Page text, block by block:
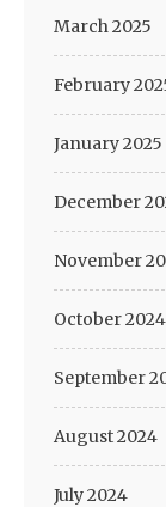
March 2025
February
January 2025
December
November
October 2024
September
August 2024
July 2024